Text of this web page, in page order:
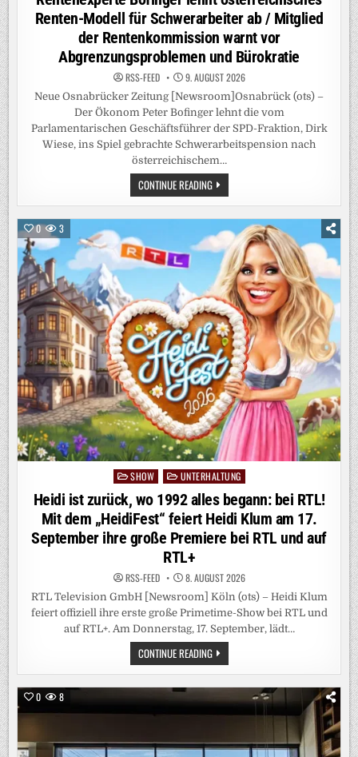
Renten-Modell für Schwerarbeiter ab / Mitglied
der Rentenkommission warnt vor
Abgrenzungsproblemen und Bürokratie
RSS-FEED 9. AUGUST 2026
Neue Osnabrücker Zeitung [Newsroom]Osnabrück (ots) –
Der Ökonom Peter Bofinger lehnt die vom
Parlamentarischen Geschäftsführer der SPD-Fraktion, Dirk
Wiese, ins Spiel gebrachte Schwerarbeitspension nach
österreichischem…
CONTINUE READINGRENTENEXPERTE
BOFINGER
LEHNT
ÖSTERREICHISCHES
RENTEN-
MODELL
FÜR
SCHWERARBEITER
AB
/
MITGLIED
DER
RENTENKOMMISSION
WARNT
VOR
ABGRENZUNGSPROBLEMEN
UND
BÜROKRATIE
0 3
Posted
in
SHOW UNTERHALTUNG
Heidi ist zurück, wo 1992 alles begann: bei RTL!
Mit dem „HeidiFest“ feiert Heidi Klum am 17.
September ihre große Premiere bei RTL und auf
RTL+
RSS-FEED 8. AUGUST 2026
RTL Television GmbH [Newsroom] Köln (ots) – Heidi Klum
feiert offiziell ihre erste große Primetime-Show bei RTL und
auf RTL+. Am Donnerstag, 17. September, lädt…
CONTINUE READINGHEIDI
IST
ZURÜCK,
1992
ALLES
BEGANN:
MIT
0 8